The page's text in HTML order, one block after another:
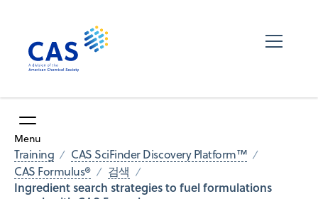
Menu
Training
CAS SciFinder Discovery Platform™
CAS Formulus®
검색
Ingredient search strategies to fuel formulations